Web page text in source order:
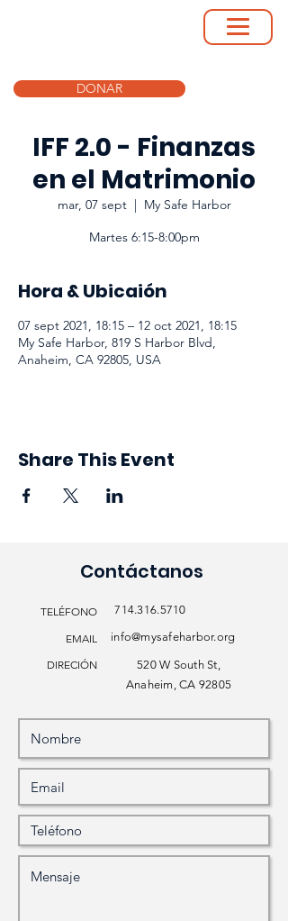
DONAR
IFF 2.0 - Finanzas
en el Matrimonio
mar, 07 sept
  |
My Safe Harbor
Martes 6:15-8:00pm
Hora & Ubicaión
07 sept 2021, 18:15 – 12 oct 2021, 18:15
My Safe Harbor, 819 S Harbor Blvd,
Anaheim, CA 92805, USA
Share This Event
Contáctanos
TELÉFONO 714.316.5710
EMAIL info@mysafeharbor.org
DIRECIÓN
520 W South St,
Anaheim, CA 92805